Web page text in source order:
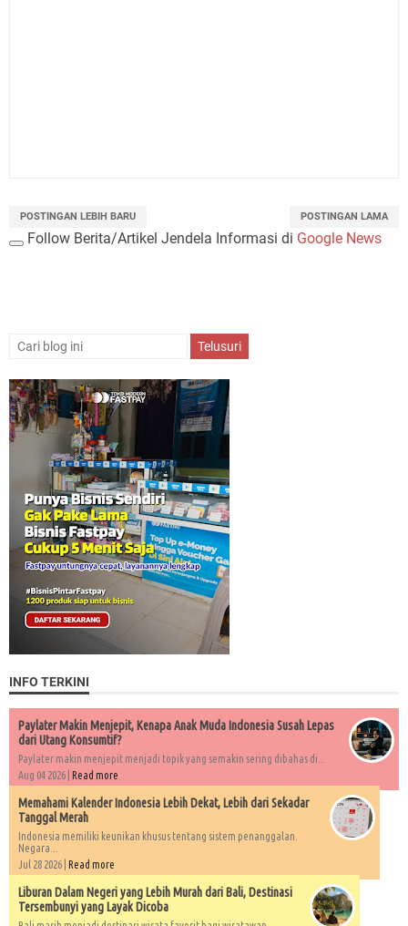
POSTINGAN LEBIH BARU POSTINGAN LAMA
Follow Berita/Artikel Jendela Informasi di Google News
INFO TERKINI
Paylater Makin Menjepit, Kenapa Anak Muda Indonesia Susah Lepas
dari Utang Konsumtif?
Paylater makin menjepit menjadi topik yang semakin sering dibahas di...
Aug 04 2026 | Read more
Memahami Kalender Indonesia Lebih Dekat, Lebih dari Sekadar
Tanggal Merah
Indonesia memiliki keunikan khusus tentang sistem penanggalan.
Negara...
Jul 28 2026 | Read more
Liburan Dalam Negeri yang Lebih Murah dari Bali, Destinasi
Tersembunyi yang Layak Dicoba